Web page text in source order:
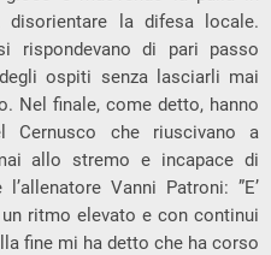
la difesa locale.
rispondevano di pari passo
ospiti senza lasciarli mai
Nel finale, come detto, hanno
Cernusco che riuscivano a
allo stremo e incapace di
Vanni Patroni: ”E’
ritmo elevato e con continui
fine mi ha detto che ha corso